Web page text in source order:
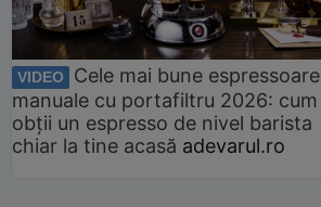
VIDEO
Cele mai bune espressoare
manuale cu portafiltru 2026: cum
obții un espresso de nivel barista
chiar la tine acasă adevarul.ro